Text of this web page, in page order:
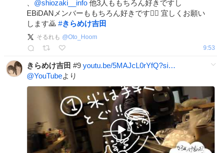
@shiozaki__info 他3人ももちろん好きですし
EBiDANメンバーももちろん好きです❤️‍🔥 宜しくお願い
します🙇 #きらめけ吉田
そるれも @Oto_Hoom
9:53
きらめけ吉田 #9 youtu.be/5MAJcL0rYfQ?si…
@YouTubeより